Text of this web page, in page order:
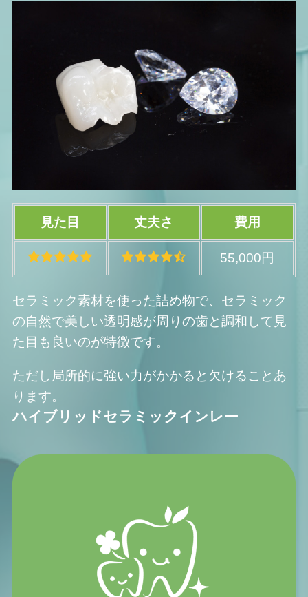
見た目 丈夫さ 費用
55,000円
セラミック素材を使った詰め物で、セラミック
の自然で美しい透明感が周りの歯と調和して見
た目も良いのが特徴です。
ただし局所的に強い力がかかると欠けることあ
ります。
ハイブリッドセラミックインレー